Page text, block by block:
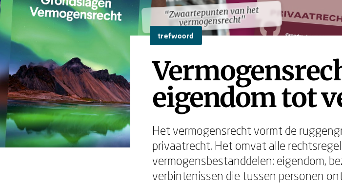
"Zwaartepunten van het
vermogensrecht"
"Zwaartepunten van het
vermogensrecht"
trefwoord
eigendom tot
Het vermogensrecht vormt de
privaatrecht. Het omvat alle
vermogensbestanddelen: eigendom,
verbintenissen die tussen personen